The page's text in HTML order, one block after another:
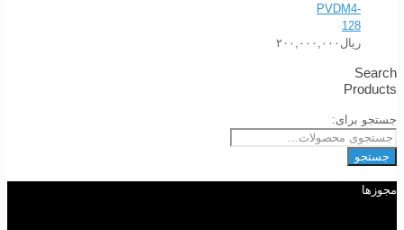
PVDM4-
128
ریال ۲۰۰,۰۰۰,۰۰۰
Search
Products
جستجو برای:
جستجو
مجوزها